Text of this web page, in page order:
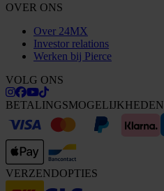
OVER ONS
Over 24MX
Investor relations
Werken bij Pierce
VOLG ONS
BETALINGSMOGELIJKHEDEN
VERZENDOPTIES